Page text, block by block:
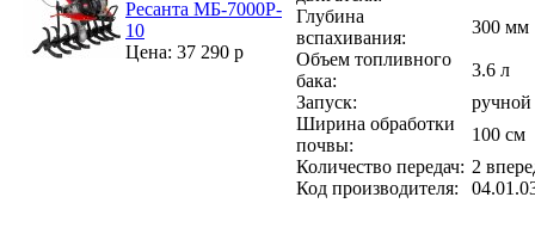
Ресанта МБ-7000P-
10
Цена: 37 290 р
Глубина
вспахивания:
300 мм
Объем топливного
бака:
3.6 л
Запуск:
ручной
Ширина обработки
почвы:
100 см
Количество передач: 2
Код производителя: